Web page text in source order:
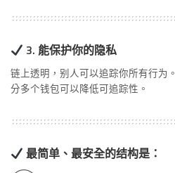
3. 能保护你的隐私
链上透明，别人可以追踪你所有行为。
分多个钱包可以降低可追踪性。
最简单、最安全的结构是：